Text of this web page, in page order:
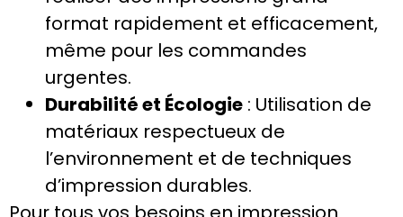
format rapidement et efficacement,
même pour les commandes
urgentes.
Durabilité et Écologie : Utilisation de
matériaux respectueux de
l’environnement et de techniques
d’impression durables.